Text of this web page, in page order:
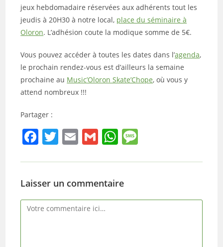
jeux hebdomadaire réservées aux adhérents tout les
jeudis à 20H30 à notre local, place du séminaire à
Oloron. L’adhésion coute la modique somme de 5€.
Vous pouvez accéder à toutes les dates dans l’agenda,
le prochain rendez-vous est d’ailleurs la semaine
prochaine au Music’Oloron Skate’Chope, où vous y
attend nombreux !!!
Partager :
F
c
e
b
o
T
itt
er
E
ai
l
G
ai
l
W
at
s
A
ss
g
Laisser un commentaire
Comment